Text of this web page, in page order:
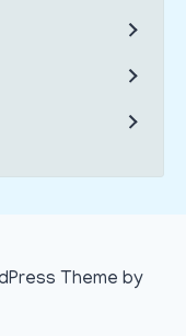
Theme by